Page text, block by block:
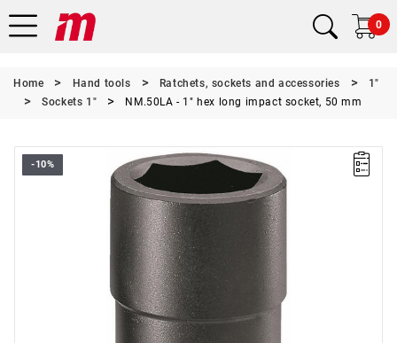
0
Home Hand tools Ratchets, sockets and accessories
1"
Sockets 1"
NM.50LA - 1" hex long impact socket, 50 mm
-10%